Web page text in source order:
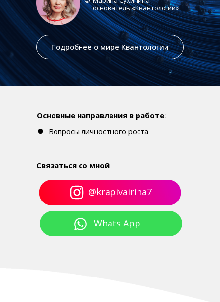
основатель «Квантологии»
Подробнее о мире Квантологии
Основные направления в работе:
Вопросы личностного роста
Связаться со мной
Whats App
@krapivairina7